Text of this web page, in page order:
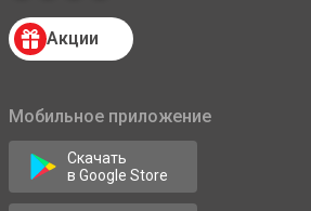
Акции
Мобильное приложение
Скачать
в Google Store